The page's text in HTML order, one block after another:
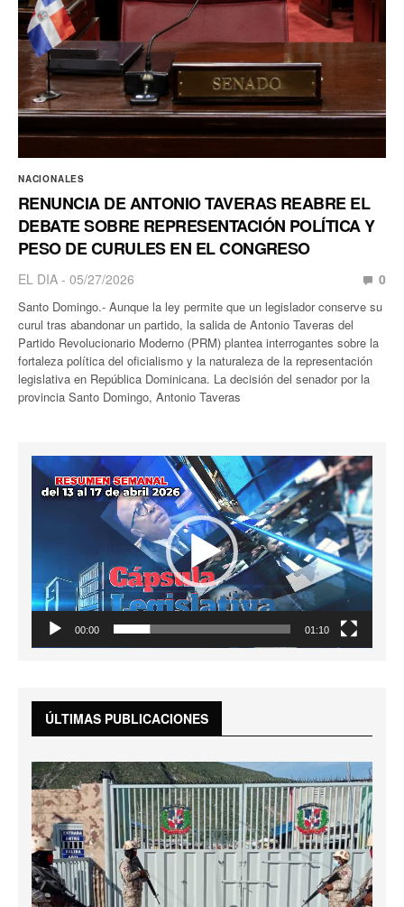
NACIONALES
RENUNCIA DE ANTONIO TAVERAS REABRE EL
DEBATE SOBRE REPRESENTACIÓN POLÍTICA Y
PESO DE CURULES EN EL CONGRESO
EL DIA 05/27/2026 0
Santo Domingo.- Aunque la ley permite que un legislador conserve su
curul tras abandonar un partido, la salida de Antonio Taveras del
Partido Revolucionario Moderno (PRM) plantea interrogantes sobre la
fortaleza política del oficialismo y la naturaleza de la representación
legislativa en República Dominicana. La decisión del senador por la
provincia Santo Domingo, Antonio Taveras
Reproductor
vídeo
00:00 01:10
ÚLTIMAS PUBLICACIONES